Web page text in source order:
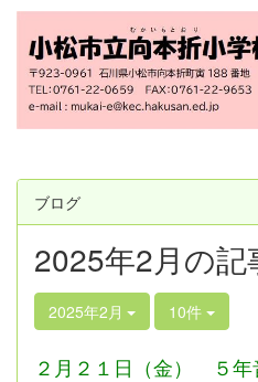
ブログ
2025年2月の記
2025年2月 10件
２月２１日（金） ５年